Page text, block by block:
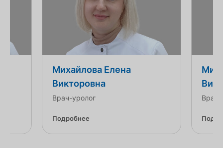
Михайлова Елена
Викторовна
Врач-уролог
Подробнее
Врач-